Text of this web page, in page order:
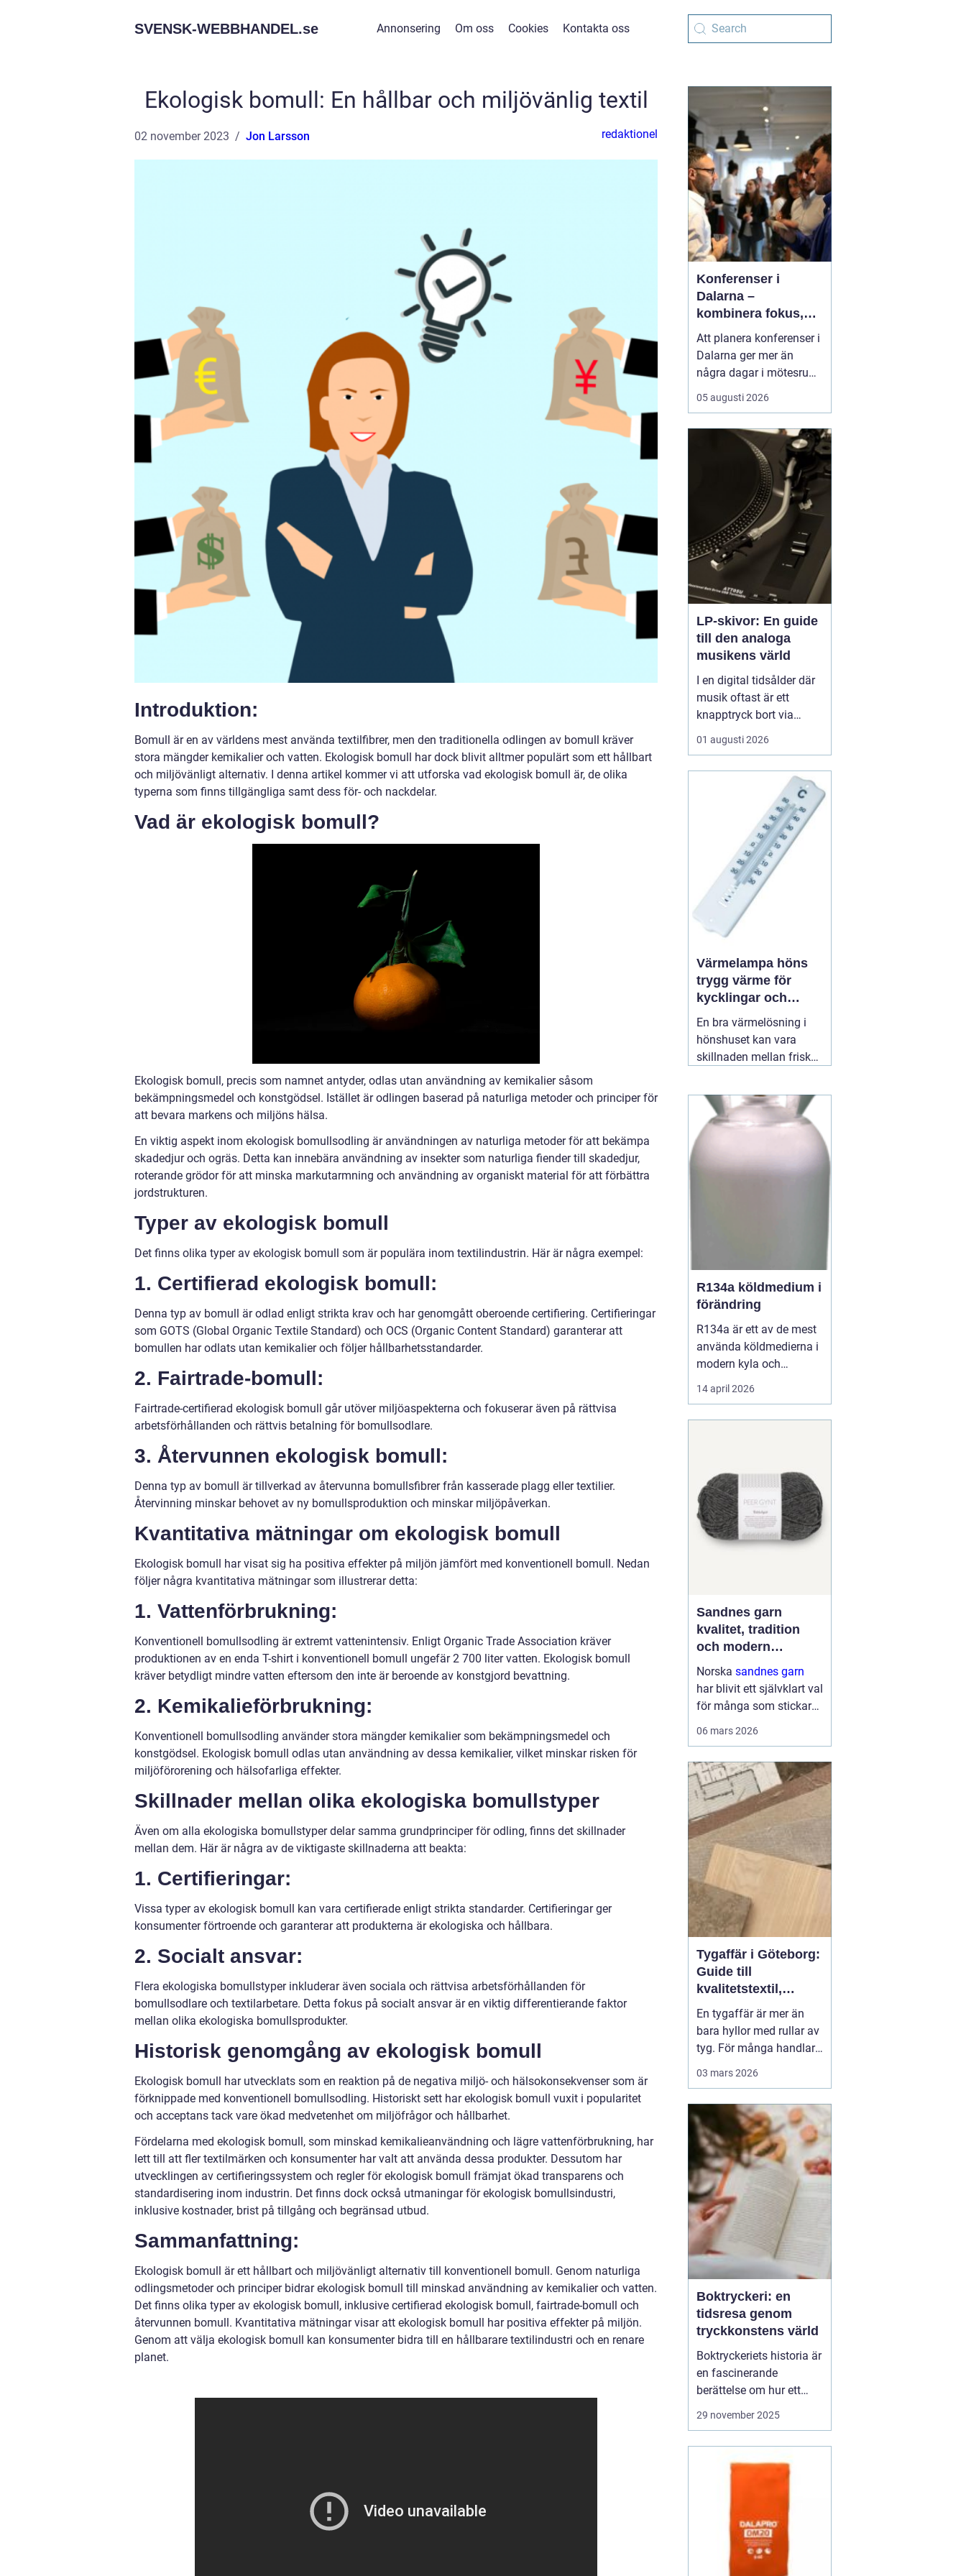
SVENSK-WEBBHANDEL.se Annonsering Om oss Cookies Kontakta oss
Ekologisk bomull: En hållbar och miljövänlig textil
02 november 2023 Jon Larsson redaktionel
Introduktion:
Bomull är en av världens mest använda textilfibrer, men den traditionella odlingen av bomull kräver
stora mängder kemikalier och vatten. Ekologisk bomull har dock blivit alltmer populärt som ett hållbart
och miljövänligt alternativ. I denna artikel kommer vi att utforska vad ekologisk bomull är, de olika
typerna som finns tillgängliga samt dess för- och nackdelar.
Vad är ekologisk bomull?
Ekologisk bomull, precis som namnet antyder, odlas utan användning av kemikalier såsom
bekämpningsmedel och konstgödsel. Istället är odlingen baserad på naturliga metoder och principer för
att bevara markens och miljöns hälsa.
En viktig aspekt inom ekologisk bomullsodling är användningen av naturliga metoder för att bekämpa
skadedjur och ogräs. Detta kan innebära användning av insekter som naturliga fiender till skadedjur,
roterande grödor för att minska markutarmning och användning av organiskt material för att förbättra
jordstrukturen.
Typer av ekologisk bomull
Det finns olika typer av ekologisk bomull som är populära inom textilindustrin. Här är några exempel:
1. Certifierad ekologisk bomull:
Denna typ av bomull är odlad enligt strikta krav och har genomgått oberoende certifiering. Certifieringar
som GOTS (Global Organic Textile Standard) och OCS (Organic Content Standard) garanterar att
bomullen har odlats utan kemikalier och följer hållbarhetsstandarder.
2. Fairtrade-bomull:
Fairtrade-certifierad ekologisk bomull går utöver miljöaspekterna och fokuserar även på rättvisa
arbetsförhållanden och rättvis betalning för bomullsodlare.
3. Återvunnen ekologisk bomull:
Denna typ av bomull är tillverkad av återvunna bomullsfibrer från kasserade plagg eller textilier.
Återvinning minskar behovet av ny bomullsproduktion och minskar miljöpåverkan.
Kvantitativa mätningar om ekologisk bomull
Ekologisk bomull har visat sig ha positiva effekter på miljön jämfört med konventionell bomull. Nedan
följer några kvantitativa mätningar som illustrerar detta:
1. Vattenförbrukning:
Konventionell bomullsodling är extremt vattenintensiv. Enligt Organic Trade Association kräver
produktionen av en enda T-shirt i konventionell bomull ungefär 2 700 liter vatten. Ekologisk bomull
kräver betydligt mindre vatten eftersom den inte är beroende av konstgjord bevattning.
2. Kemikalieförbrukning:
Konventionell bomullsodling använder stora mängder kemikalier som bekämpningsmedel och
konstgödsel. Ekologisk bomull odlas utan användning av dessa kemikalier, vilket minskar risken för
miljöförorening och hälsofarliga effekter.
Skillnader mellan olika ekologiska bomullstyper
Även om alla ekologiska bomullstyper delar samma grundprinciper för odling, finns det skillnader
mellan dem. Här är några av de viktigaste skillnaderna att beakta:
1. Certifieringar:
Vissa typer av ekologisk bomull kan vara certifierade enligt strikta standarder. Certifieringar ger
konsumenter förtroende och garanterar att produkterna är ekologiska och hållbara.
2. Socialt ansvar:
Flera ekologiska bomullstyper inkluderar även sociala och rättvisa arbetsförhållanden för
bomullsodlare och textilarbetare. Detta fokus på socialt ansvar är en viktig differentierande faktor
mellan olika ekologiska bomullsprodukter.
Historisk genomgång av ekologisk bomull
Ekologisk bomull har utvecklats som en reaktion på de negativa miljö- och hälsokonsekvenser som är
förknippade med konventionell bomullsodling. Historiskt sett har ekologisk bomull vuxit i popularitet
och acceptans tack vare ökad medvetenhet om miljöfrågor och hållbarhet.
Fördelarna med ekologisk bomull, som minskad kemikalieanvändning och lägre vattenförbrukning, har
lett till att fler textilmärken och konsumenter har valt att använda dessa produkter. Dessutom har
utvecklingen av certifieringssystem och regler för ekologisk bomull främjat ökad transparens och
standardisering inom industrin. Det finns dock också utmaningar för ekologisk bomullsindustri,
inklusive kostnader, brist på tillgång och begränsad utbud.
Sammanfattning:
Ekologisk bomull är ett hållbart och miljövänligt alternativ till konventionell bomull. Genom naturliga
odlingsmetoder och principer bidrar ekologisk bomull till minskad användning av kemikalier och vatten.
Det finns olika typer av ekologisk bomull, inklusive certifierad ekologisk bomull, fairtrade-bomull och
återvunnen bomull. Kvantitativa mätningar visar att ekologisk bomull har positiva effekter på miljön.
Genom att välja ekologisk bomull kan konsumenter bidra till en hållbarare textilindustri och en renare
planet.
Konferenser i
Dalarna –
kombinera fokus,
natur och starka
gruppmöten
Att planera konferenser i
Dalarna ger mer än
några dagar i mötesrum.
Många företag söker
miljöer som stärker
och arbetsglädje, och
där är Dalarnas
kombination av kultur, ...
05 augusti 2026
LP-skivor: En guide
till den analoga
musikens värld
I en digital tidsålder där
musik oftast är ett
knapptryck bort via
streamingtjänster, finns
det ännu de som väljer
hos LP skivor. Dessa
skivor erbjuder mer än
bara musik; de ger en
taktil och au...
01 augusti 2026
Värmelampa höns
trygg värme för
kycklingar och
vuxna höns
En bra värmelösning i
hönshuset kan vara
skillnaden mellan friska,
onödig stress eller
sjukdom. När
temperaturen faller, eller
när nya kycklingar
stabil, säker och jämn
R134a köldmedium i
förändring
R134a är ett av de mest
använda köldmedierna i
modern kyla och
luftkonditionering. Under
många år har gasen
inom
läkemedelsindustrin.
Samtidigt pågår en
snabb om...
14 april 2026
Sandnes garn
kvalitet, tradition
och modern
stickglädje
Norska sandnes garn
har blivit ett självklart val
för många som stickar
hållbara kvaliteter och
moderna färger gör att
g...
06 mars 2026
Tygaffär i Göteborg:
Guide till
kvalitetstextil,
sömnad och
inredning
En tygaffär är mer än
bara hyllor med rullar av
tyg. För många handlar
händerna. I Göteborg
finns en lång tradition av
textil...
03 mars 2026
Boktryckeri: en
tidsresa genom
tryckkonstens värld
Boktryckeriets historia är
en fascinerande
berättelse om hur ett
enkelt teknologiskt
Gutenberg till dagens
automatiserade
boktryckeri varit centrum
för mä...
29 november 2025